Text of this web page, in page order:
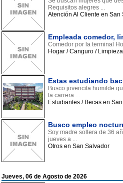
Requisitos alegres ...
Atención Al Cliente en San
Empleada comedor,
Comedor por la terminal
Hogar / Canguro /
Estas estudiando
Busco jovencita humilde
la carrera ...
Estudiantes / Becas en
Busco empleo
Soy madre soltera de 36
jueves a ...
Otros en San Salvador
Jueves, 06 de Agosto de 2026